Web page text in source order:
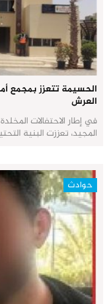
العرش
في إطار الاحتفالات
المجيد، تعززت البنية
حوادث